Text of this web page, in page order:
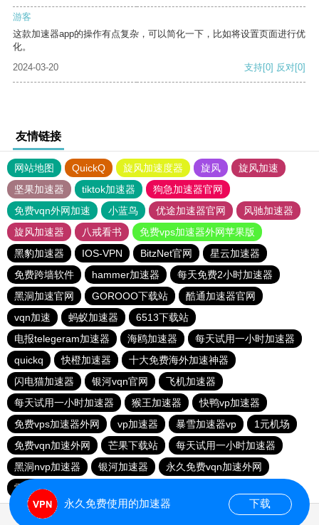
游客
这款加速器app的操作有点复杂，可以简化一下，比如将设置页面进行优
化。
2024-03-20
支持[0] 反对[0]
友情链接
网站地图 QuickQ 旋风加速度器 旋风
旋风加速
坚果加速器
tiktok加速器
狗急加速器官网
免费vqn外网加速
小蓝鸟 优途加速器官网
风驰加速器
旋风加速器
八戒看书
免费vps加速器外网苹果版
黑豹加速器
IOS-VPN BitzNet官网
星云加速器
免费跨墙软件
hammer加速器
每天免费2小时加速器
黑洞加速官网
GOROOO下载站
酷通加速器官网
vqn加速
蚂蚁加速器
6513下载站
电报telegeram加速器
海鸥加速器
每天试用一小时加速器
quickq
快橙加速器
十大免费海外加速神器
闪电猫加速器
银河vqn官网
飞机加速器
每天试用一小时加速器
猴王加速器
快鸭vp加速器
免费vps加速器外网
vp加速器 暴雪加速器vp
1元机场
免费vqn加速外网
芒果下载站
每天试用一小时加速器
黑洞nvp加速器
银河加速器
永久免费vqn加速外网
雷轰加速器
永久免费使用的加速器 下载